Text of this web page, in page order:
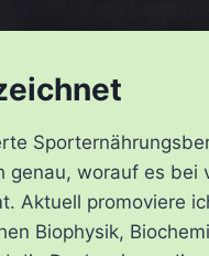
genau, worauf es bei
Aktuell promoviere
Biophysik,